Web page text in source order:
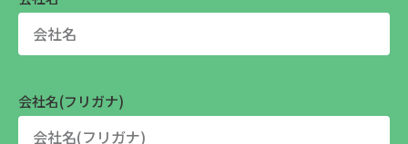
会社名(フリガナ)